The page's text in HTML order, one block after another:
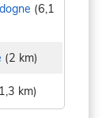
(6,1
(2 km)
km)